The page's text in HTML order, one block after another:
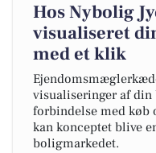
Hos Nybolig
visualiseret
med et klik
visualiseringer af
forbindelse med
kan konceptet blive
boligmarkedet.